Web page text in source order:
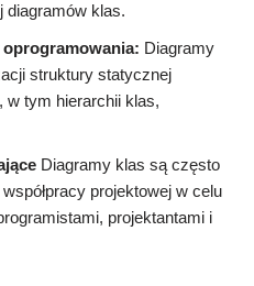
diagramów klas.
Diagramy
struktury statycznej
w tym hierarchii klas,
Diagramy klas są często
projektowej w celu
projektantami i